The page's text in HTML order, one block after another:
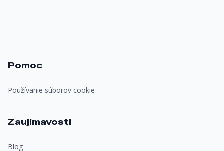
Pomoc
Používanie súborov cookie
Zaujímavosti
Blog